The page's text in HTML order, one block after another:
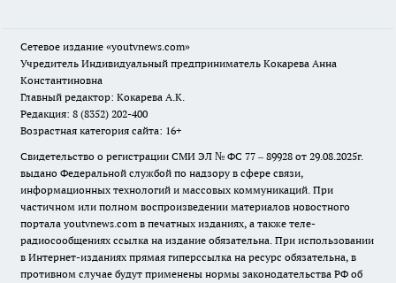
Сетевое издание «youtvnews.com»
Учредитель Индивидуальный предприниматель Кокарева Анна
Константиновна
Главный редактор: Кокарева А.К.
Редакция: 8 (8352) 202-400
Возрастная категория сайта: 16+
Свидетельство о регистрации СМИ ЭЛ № ФС 77 – 89928 от 29.08.2025г.
выдано Федеральной службой по надзору в сфере связи,
информационных технологий и массовых коммуникаций. При
частичном или полном воспроизведении материалов новостного
портала youtvnews.com в печатных изданиях, а также теле-
радиосообщениях ссылка на издание обязательна. При использовании
в Интернет-изданиях прямая гиперссылка на ресурс обязательна, в
противном случае будут применены нормы законодательства РФ об